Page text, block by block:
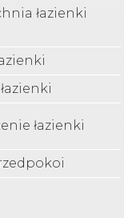
łazienki
łazienki